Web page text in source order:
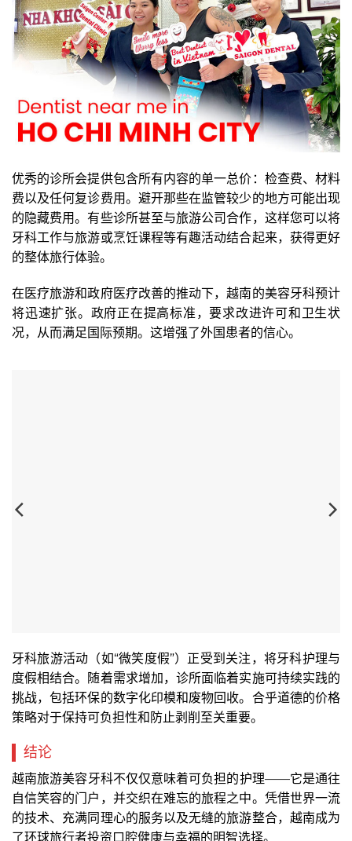
优秀的诊所会提供包含所有内容的单一总价：检查费、材料
费以及任何复诊费用。避开那些在监管较少的地方可能出现
的隐藏费用。有些诊所甚至与旅游公司合作，这样您可以将
牙科工作与旅游或烹饪课程等有趣活动结合起来，获得更好
的整体旅行体验。
在医疗旅游和政府医疗改善的推动下，越南的美容牙科预计
将迅速扩张。政府正在提高标准，要求改进许可和卫生状
况，从而满足国际预期。这增强了外国患者的信心。
牙科旅游活动（如“微笑度假”）正受到关注，将牙科护理与
度假相结合。随着需求增加，诊所面临着实施可持续实践的
挑战，包括环保的数字化印模和废物回收。合乎道德的价格
策略对于保持可负担性和防止剥削至关重要。
结论
越南旅游美容牙科不仅仅意味着可负担的护理——它是通往
自信笑容的门户，并交织在难忘的旅程之中。凭借世界一流
的技术、充满同理心的服务以及无缝的旅游整合，越南成为
了环球旅行者投资口腔健康与幸福的明智选择。